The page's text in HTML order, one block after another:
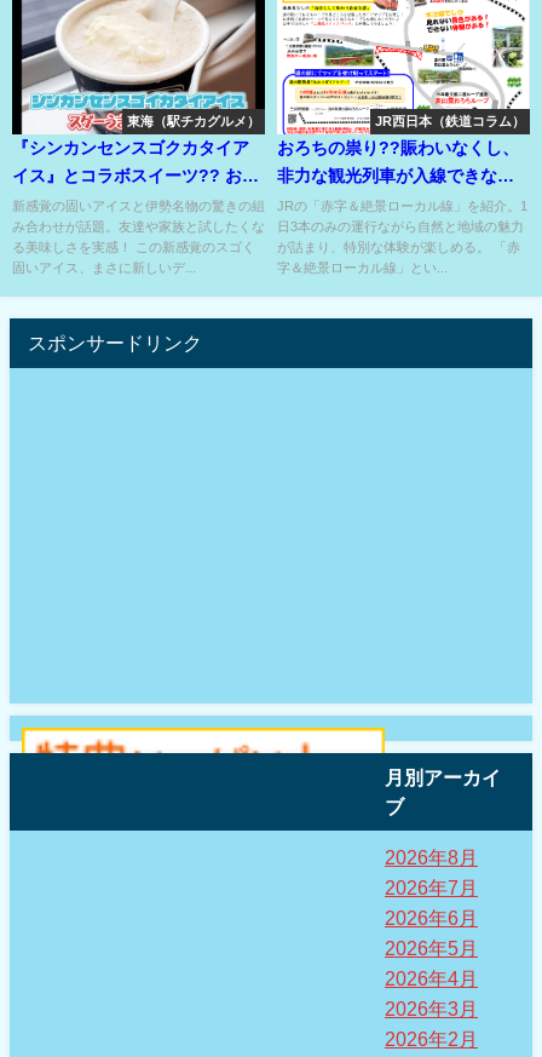
東海（駅チカグルメ）
『シンカンセンスゴクカタイア
イス』とコラボスイーツ?? お伊
勢さまもびっくりの美味しさ??
新感覚の固いアイスと伊勢名物の驚きの組
み合わせが話題。友達や家族と試したくな
る美味しさを実感！ この新感覚のスゴく
固いアイス、まさに新しいデ...
JR西日本（鉄道コラム）
おろちの祟り??賑わいなくし、
非力な観光列車が入線できない
『赤字＆絶景ローカル線』??
JRの「赤字＆絶景ローカル線」を紹介。1
日3本のみの運行ながら自然と地域の魅力
が詰まり、特別な体験が楽しめる。 「赤
字＆絶景ローカル線」とい...
スポンサードリンク
月別アーカイ
ブ
2026年8月
2026年7月
2026年6月
2026年5月
2026年4月
2026年3月
2026年2月